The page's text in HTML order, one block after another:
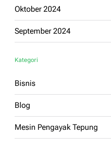
Oktober 2024
September 2024
Kategori
Bisnis
Blog
Mesin Pengayak Tepung